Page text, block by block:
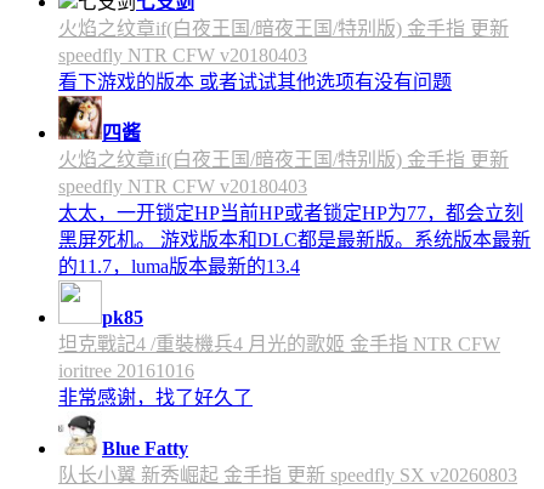
火焰之纹章if(白夜王国/暗夜王国/特别版) 金手指 更新
speedfly NTR CFW v20180403
看下游戏的版本 或者试试其他选项有没有问题
四酱
火焰之纹章if(白夜王国/暗夜王国/特别版) 金手指 更新
speedfly NTR CFW v20180403
太太，一开锁定HP当前HP或者锁定HP为77，都会立刻
黑屏死机。 游戏版本和DLC都是最新版。系统版本最新
的11.7，luma版本最新的13.4
pk85
坦克戰記4 /重裝機兵4 月光的歌姬 金手指 NTR CFW
ioritree 20161016
非常感谢，找了好久了
Blue Fatty
队长小翼 新秀崛起 金手指 更新 speedfly SX v20260803